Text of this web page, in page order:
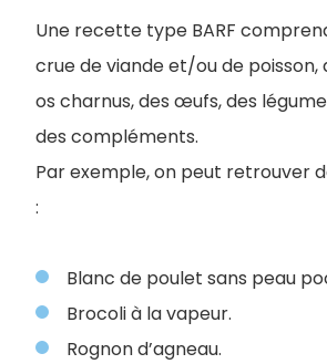
Une recette type BARF
crue de viande et/ou de poisson,
os charnus, des œufs, des
des compléments.
Par exemple, on peut retrouver
:
Blanc de poulet sans peau
Brocoli à la vapeur.
Rognon d’agneau.